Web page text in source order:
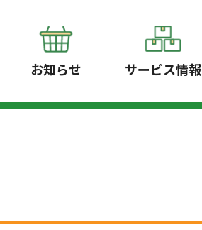
お知らせ サービス情報